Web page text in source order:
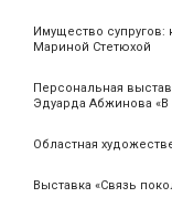
Имущество
Мариной Стетюхой
Персональная
Эдуарда Абжинова
Областная
Выставка «Связь